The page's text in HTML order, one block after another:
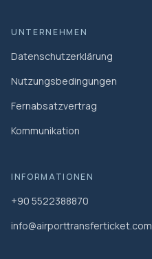
UNTERNEHMEN
Datenschutzerklärung
Nutzungsbedingungen
Fernabsatzvertrag
Kommunikation
INFORMATIONEN
+90 5522388870
info@airporttransferticket.com